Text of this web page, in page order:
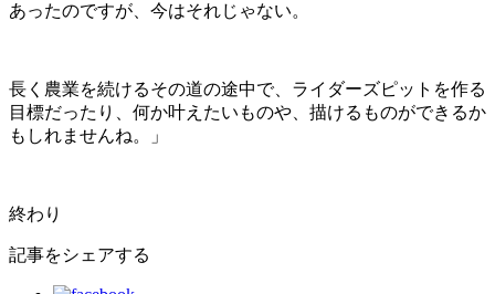
あったのですが、今はそれじゃない。
長く農業を続けるその道の途中で、ライダーズピットを作る
目標だったり、何か叶えたいものや、描けるものができるか
もしれませんね。」
終わり
記事をシェアする